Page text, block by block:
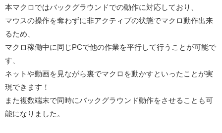
本マクロではバックグラウンドでの動作に対応しており、
マウスの操作を奪わずに非アクティブの状態でマクロ動作出来
るため、
マクロ稼働中に同じPCで他の作業を平行して行うことが可能で
す、
ネットや動画を見ながら裏でマクロを動かすといったことが実
現できます！
また複数端末で同時にバックグラウンド動作をさせることも可
能になりました。